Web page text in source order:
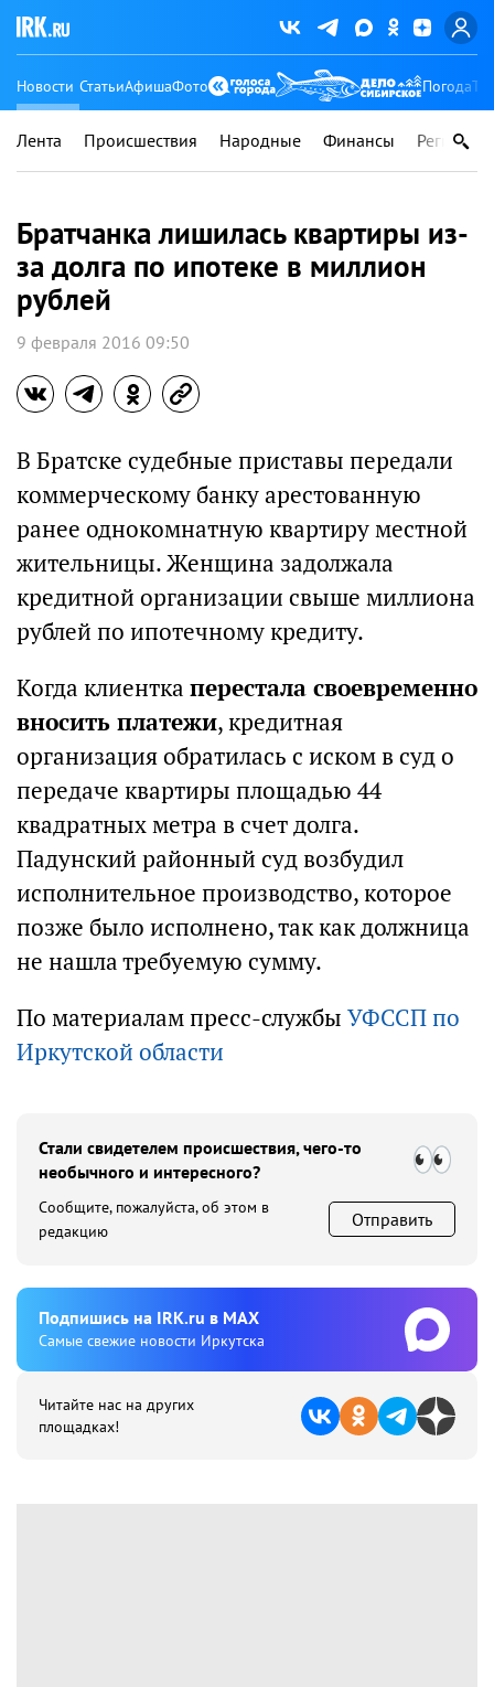
Новости СтатьиАфишаФото Погода
Лента Происшествия Народные Финансы Регионы
Братчанка лишилась квартиры из-
за долга по ипотеке в миллион
рублей
9 февраля 2016 09:50
В Братске судебные приставы передали
коммерческому банку арестованную
ранее однокомнатную квартиру местной
жительницы. Женщина задолжала
кредитной организации свыше миллиона
рублей по ипотечному кредиту.
Когда клиентка перестала своевременно
вносить платежи, кредитная
организация обратилась с иском в суд о
передаче квартиры площадью 44
квадратных метра в счет долга.
Падунский районный суд возбудил
исполнительное производство, которое
позже было исполнено, так как должница
не нашла требуемую сумму.
По материалам пресс-службы УФССП по
Иркутской области
Стали свидетелем происшествия, чего-то
необычного и интересного?
Сообщите, пожалуйста, об этом в
редакцию
Отправить
Подпишиcь на IRK.ru в MAX
Cамые свежие новости Иркутска
Читайте нас на других
площадках!